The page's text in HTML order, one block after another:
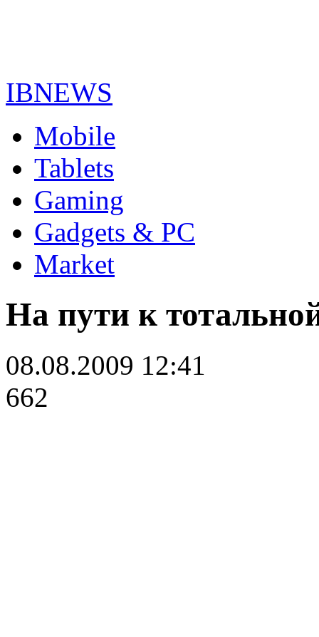
IBNEWS
Mobile
Tablets
Gaming
Gadgets & PC
Market
На пути к
08.08.2009 12:41
662